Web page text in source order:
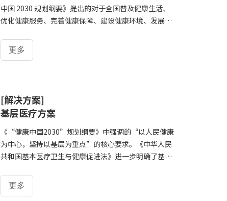
能检测等
中国 2030 规划纲要》提出的对于全国普及健康生活、
优化健康服务、完善健康保障、建设健康环境、发展健
保障人民健康，大幅提高健康水平，显著改善健康公
平。大力培养健康管理人员的输出，做好基层健康管理
学生体质健康监测资料表明:在学生体质健康得到改善的
同时，也存在着一些不容忽视的问题。如:青少年耐力、
速度、爆发力、力量素质呈下降趋势，国家在大力推行
健康管理行业人才教育缺口的培养。健康管
更多
[解决方案]
基层医疗方案
《“健康中国2030”规划纲要》中强调的“以人民健康
为中心，坚持以基层为重点”的核心要求。《中华人民
共和国基本医疗卫生与健康促进法》进一步明确了基层
年国家就已经明确提出“共建共享、全民健康”，是建
设健康中国的战略主题。核心是以人民健康为中心，坚
更多